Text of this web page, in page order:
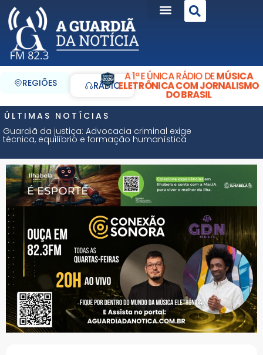
REGIÕES RÁDIO
A 1ª E ÚNICA RÁDIO DEMÚSICA
ELETRÔNICA COM JORNALISMO
DO BRASIL
ÚLTIMAS NOTÍCIAS
Guardiã da justiça: Advocacia criminal exige
técnica, equilíbrio e formação humanística